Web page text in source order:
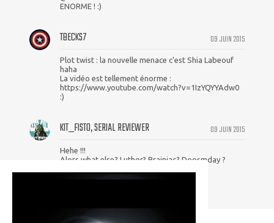
ENORME ! :)
09 JUIN 2015
TBECKS7
Plot twist : la nouvelle menace c'est Shia Labeouf
haha
La vidéo est tellement énorme :
https://www.youtube.com/watch?v=1IzYQYYAdw0
:)
09 JUIN 2015
KIT_FISTO, SERIAL REVIEWER
Hehe !!!
Alors what else? Luthor? Brainiac? Doosmday ?